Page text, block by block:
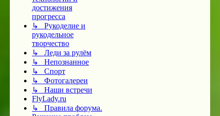
достижения
прогресса
↳ Рукоделие и
рукодельное
творчество
↳ Леди за рулём
↳ Непознанное
↳ Спорт
↳ Фотогалереи
↳ Наши встречи
FlyLady.ru
↳ Правила форума.